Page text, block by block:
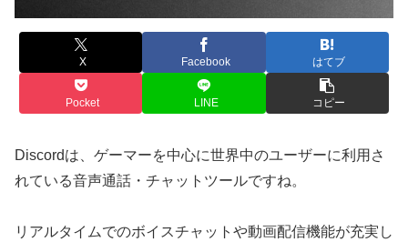
X Facebook はてブ
Pocket LINE コピー
Discordは、ゲーマーを中心に世界中のユーザーに利用さ
れている音声通話・チャットツールですね。
リアルタイムでのボイスチャットや動画配信機能が充実し